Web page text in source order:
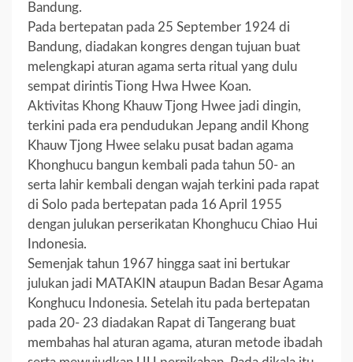
Bandung.
Pada bertepatan pada 25 September 1924 di
Bandung, diadakan kongres dengan tujuan buat
melengkapi aturan agama serta ritual yang dulu
sempat dirintis Tiong Hwa Hwee Koan.
Aktivitas Khong Khauw Tjong Hwee jadi dingin,
terkini pada era pendudukan Jepang andil Khong
Khauw Tjong Hwee selaku pusat badan agama
Khonghucu bangun kembali pada tahun 50- an
serta lahir kembali dengan wajah terkini pada rapat
di Solo pada bertepatan pada 16 April 1955
dengan julukan perserikatan Khonghucu Chiao Hui
Indonesia.
Semenjak tahun 1967 hingga saat ini bertukar
julukan jadi MATAKIN ataupun Badan Besar Agama
Konghucu Indonesia. Setelah itu pada bertepatan
pada 20- 23 diadakan Rapat di Tangerang buat
membahas hal aturan agama, aturan metode ibadah